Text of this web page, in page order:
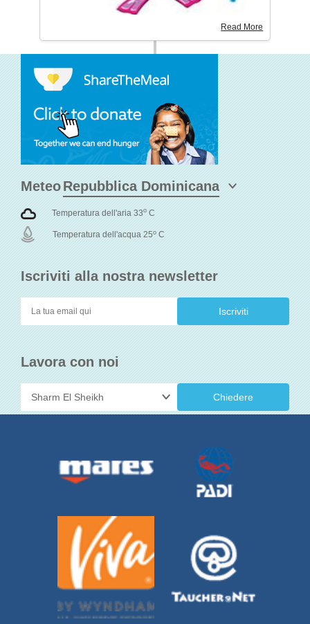
Read More
Iscriviti alla nostra newsletter
Lavora con noi
Chiedere
Meteo
Temperatura dell'aria 33o C
Temperatura dell'acqua 25o C